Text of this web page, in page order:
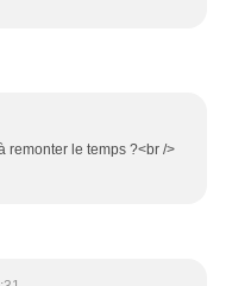
remonter le temps ?<br />